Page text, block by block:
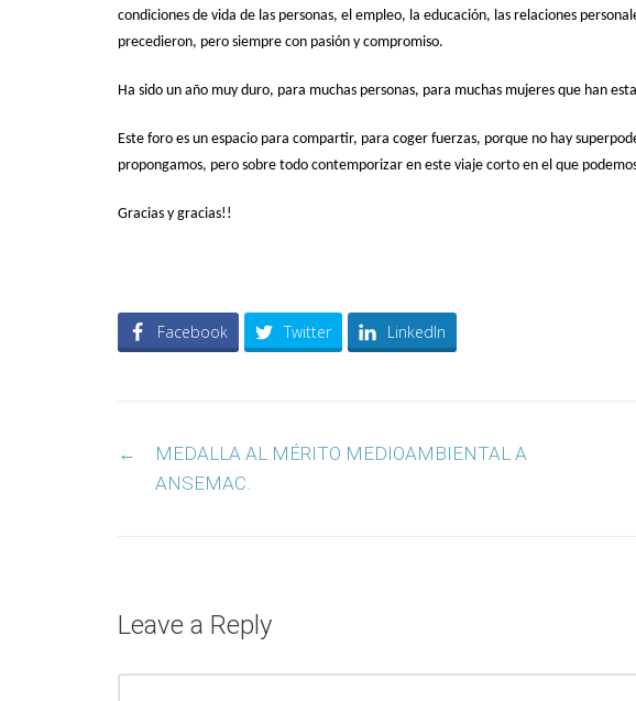
condiciones de vida de las personas, el empleo, la educación, las relaciones
precedieron, pero siempre con pasión y compromiso.
Ha sido un año muy duro, para muchas personas, para muchas mujeres que han
Este foro es un espacio para compartir, para coger fuerzas, porque no hay
propongamos, pero sobre todo contemporizar en este viaje corto en el que
Gracias y gracias!!
Facebook Twitter LinkedIn
navigation
←
MEDALLA AL MÉRITO MEDIOAMBIENTAL A
ANSEMAC.
Leave a Reply